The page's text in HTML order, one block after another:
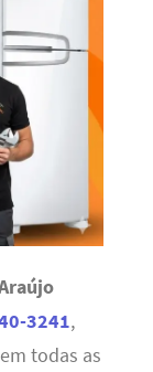
3241,
todas as